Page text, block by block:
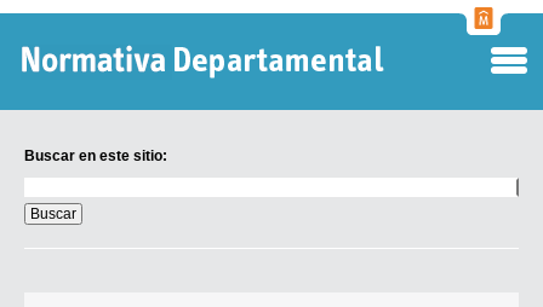
Buscar en este sitio:
en
este
sitio: